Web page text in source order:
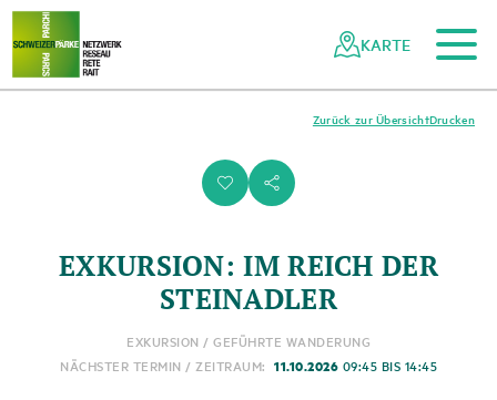
Navigieren
Netzwerk
Schweizer
Schnellnavigation
Zum Hauptinhalt
Zur mobilen Navigation
Zur Suche
Zum Fussbereich
Zur Sitemap
KARTE
i s
Drucken
Zurück zur Übersicht
EXKURSION: IM REICH DER
STEINADLER
EXKURSION / GEFÜHRTE WANDERUNG
NÄCHSTER TERMIN / ZEITRAUM: 11.10.2026 09:45 BIS 14:45